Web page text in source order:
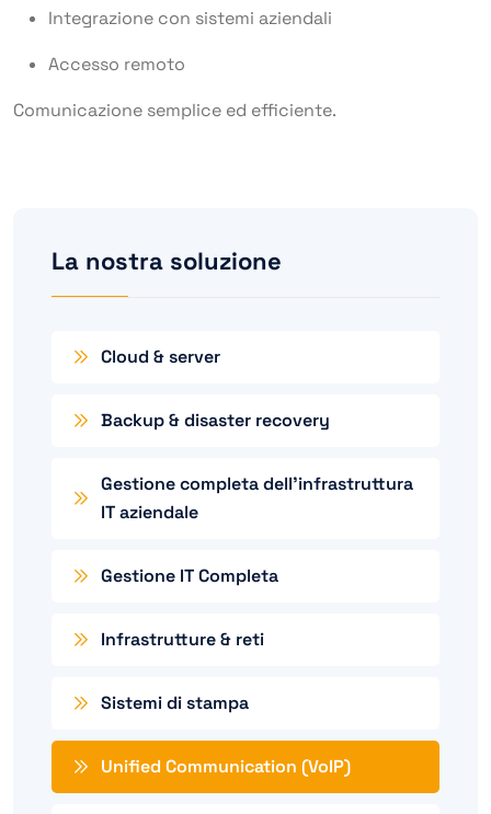
La nostra soluzione
Cloud & server
Backup & disaster recovery
Gestione completa dell’infrastruttura
IT aziendale
Gestione IT Completa
Infrastrutture & reti
Sistemi di stampa
Unified Communication (VoIP)
Integrazione con sistemi aziendali
Accesso remoto
Comunicazione semplice ed efficiente.